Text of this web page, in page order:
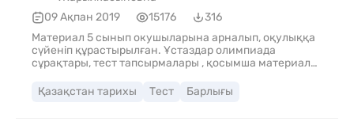
09 Ақпан 2019
15176
316
Материал 5 сынып окушыларына арналып, оқулыққа
сүйеніп құрастырылған. Ұстаздар олимпиада
сұрақтары, тест тапсырмалары , қосымша материал
Қазақстан тарихы
Тест Барлығы